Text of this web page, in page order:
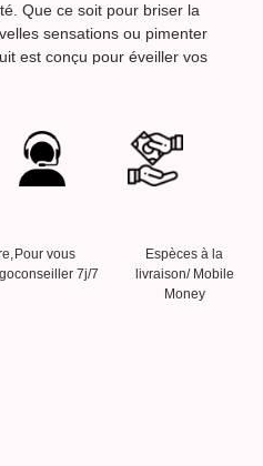
Que ce soit pour briser la
sensations ou pimenter
est conçu pour éveiller vos
agréables à utiliser.
partout en Côte d’Ivoire.
vous conseiller.
Pour vous
conseiller 7j/7
Espèces à la
livraison/ Mobile
Money